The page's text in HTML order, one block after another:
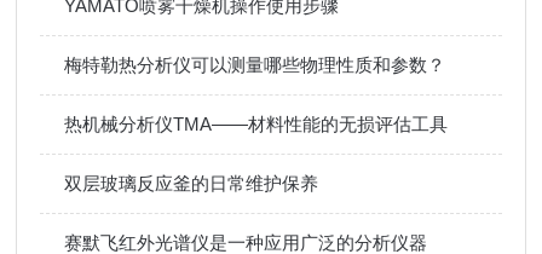
YAMATO喷雾干燥机操作使用步骤
梅特勒热分析仪可以测量哪些物理性质和参数？
热机械分析仪TMA——材料性能的无损评估工具
双层玻璃反应釜的日常维护保养
赛默飞红外光谱仪是一种应用广泛的分析仪器